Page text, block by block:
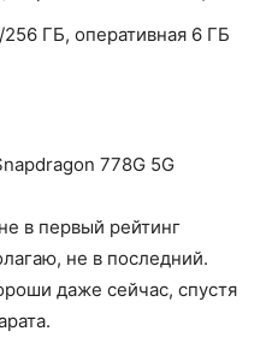
ГБ, оперативная 6 ГБ
778G 5G
в первый рейтинг
не в последний.
даже сейчас, спустя